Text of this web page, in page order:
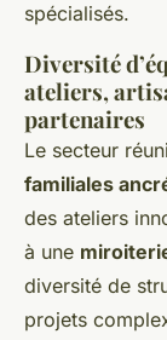
spécialisés.
Diversité
ateliers,
partenaires
Le secteur
familiales
des ateliers
à une
diversité de
projets